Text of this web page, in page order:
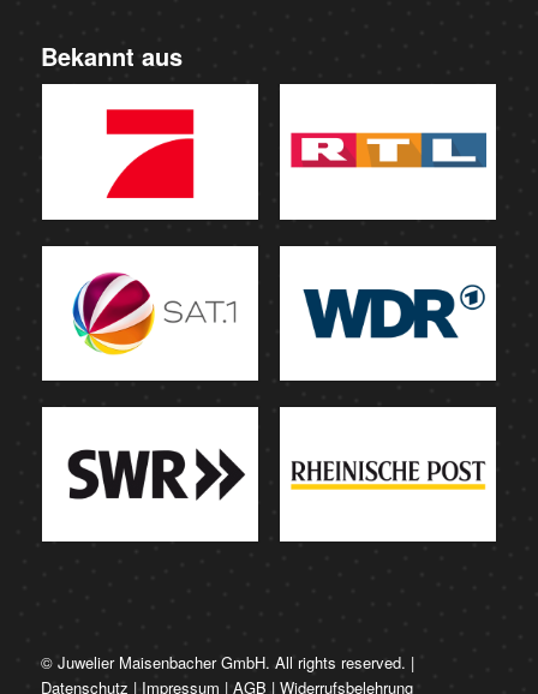
Bekannt aus
© Juwelier Maisenbacher GmbH. All rights reserved. |
Datenschutz | Impressum | AGB | Widerrufsbelehrung